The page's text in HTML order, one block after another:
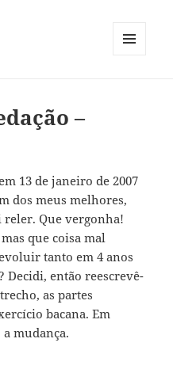
–
13 de janeiro de 2007
dos meus melhores,
Que vergonha!
que coisa mal
tanto em 4 anos
Decidi, então reescrevê-
as partes
bacana. Em
mudança.